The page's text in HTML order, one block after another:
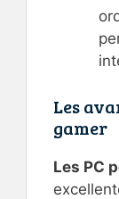
Les
gamer
Les PC